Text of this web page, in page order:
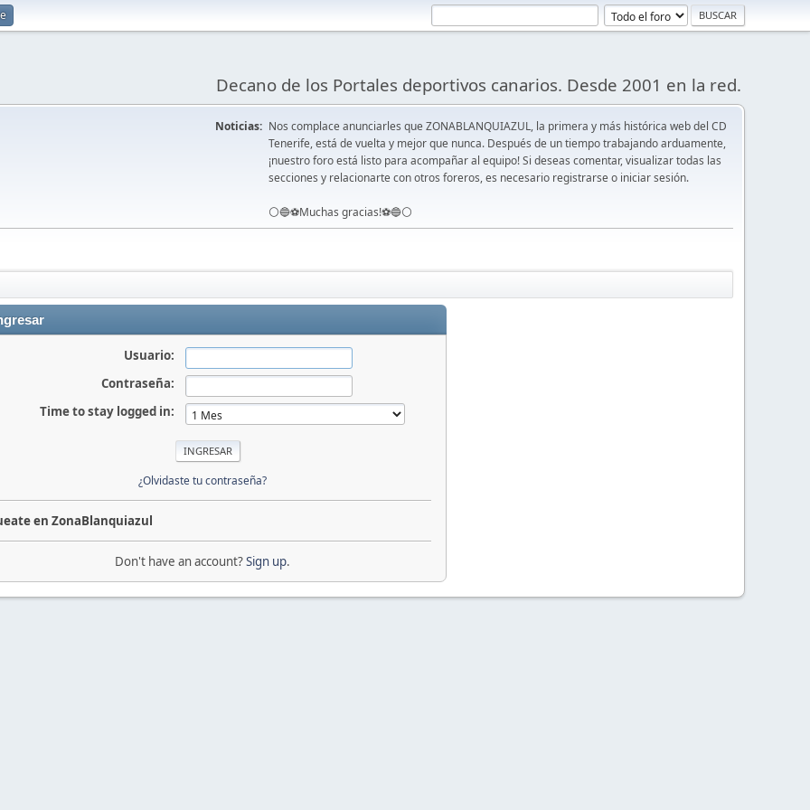
Decano de los Portales deportivos canarios. Desde 2001 en la red.
Noticias: Nos complace anunciarles que ZONABLANQUIAZUL, la primera y más histórica web del CD
Tenerife, está de vuelta y mejor que nunca. Después de un tiempo trabajando arduamente,
¡nuestro foro está listo para acompañar al equipo! Si deseas comentar, visualizar todas las
secciones y relacionarte con otros foreros, es necesario registrarse o iniciar sesión.
⚪️🔵⚽️Muchas gracias!⚽️🔵⚪️
Usuario:
Contraseña:
Time to stay logged in:
¿Olvidaste tu contraseña?
en ZonaBlanquiazul
Don't have an account?Sign up.